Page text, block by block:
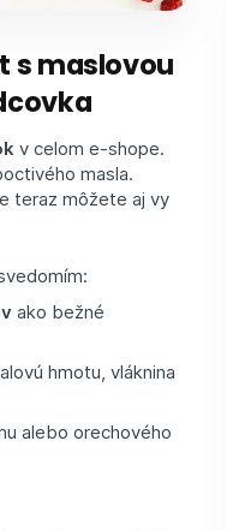
s maslovou
v celom e-shope.
masla.
teraz môžete aj vy
ako bežné
hmotu, vláknina
alebo orechového